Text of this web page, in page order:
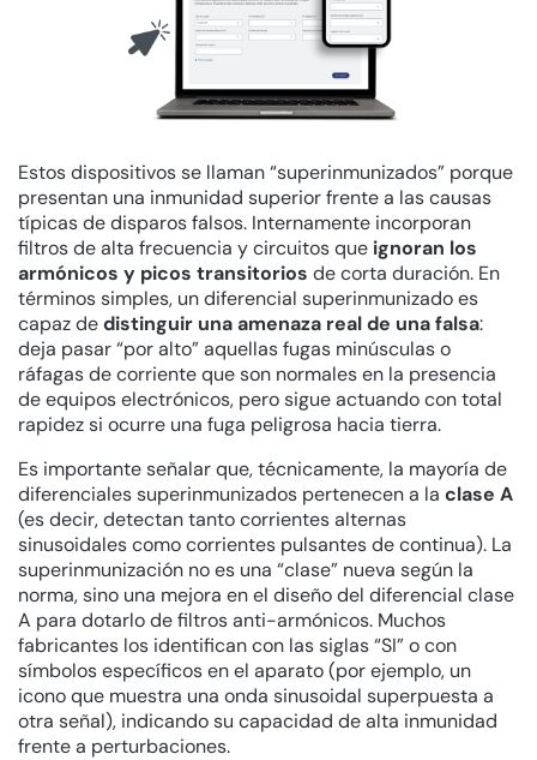
Estos dispositivos se llaman “superinmunizados” porque
presentan una inmunidad superior frente a las causas
típicas de disparos falsos. Internamente incorporan
filtros de alta frecuencia y circuitos que ignoran los
armónicos y picos transitorios de corta duración. En
términos simples, un diferencial superinmunizado es
capaz dedistinguir una amenaza real de una falsa:
deja pasar “por alto” aquellas fugas minúsculas o
ráfagas de corriente que son normales en la presencia
de equipos electrónicos, pero sigue actuando con total
rapidez si ocurre una fuga peligrosa hacia tierra.
Es importante señalar que, técnicamente, la mayoría de
diferenciales superinmunizados pertenecen a la clase A
(es decir, detectan tanto corrientes alternas
sinusoidales como corrientes pulsantes de continua). La
superinmunización no es una “clase” nueva según la
norma, sino una mejora en el diseño del diferencial clase
A para dotarlo de filtros anti-armónicos. Muchos
fabricantes los identifican con las siglas “SI” o con
símbolos específicos en el aparato (por ejemplo, un
icono que muestra una onda sinusoidal superpuesta a
otra señal), indicando su capacidad de alta inmunidad
frente a perturbaciones.